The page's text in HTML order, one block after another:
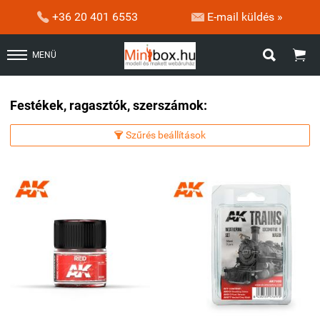
 +36 20 401 6553  E-mail küldés »
MENÜ  
Festékek, ragasztók, szerszámok:
 Szűrés beállítások